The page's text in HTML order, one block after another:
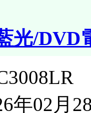
光/DVD
年02月